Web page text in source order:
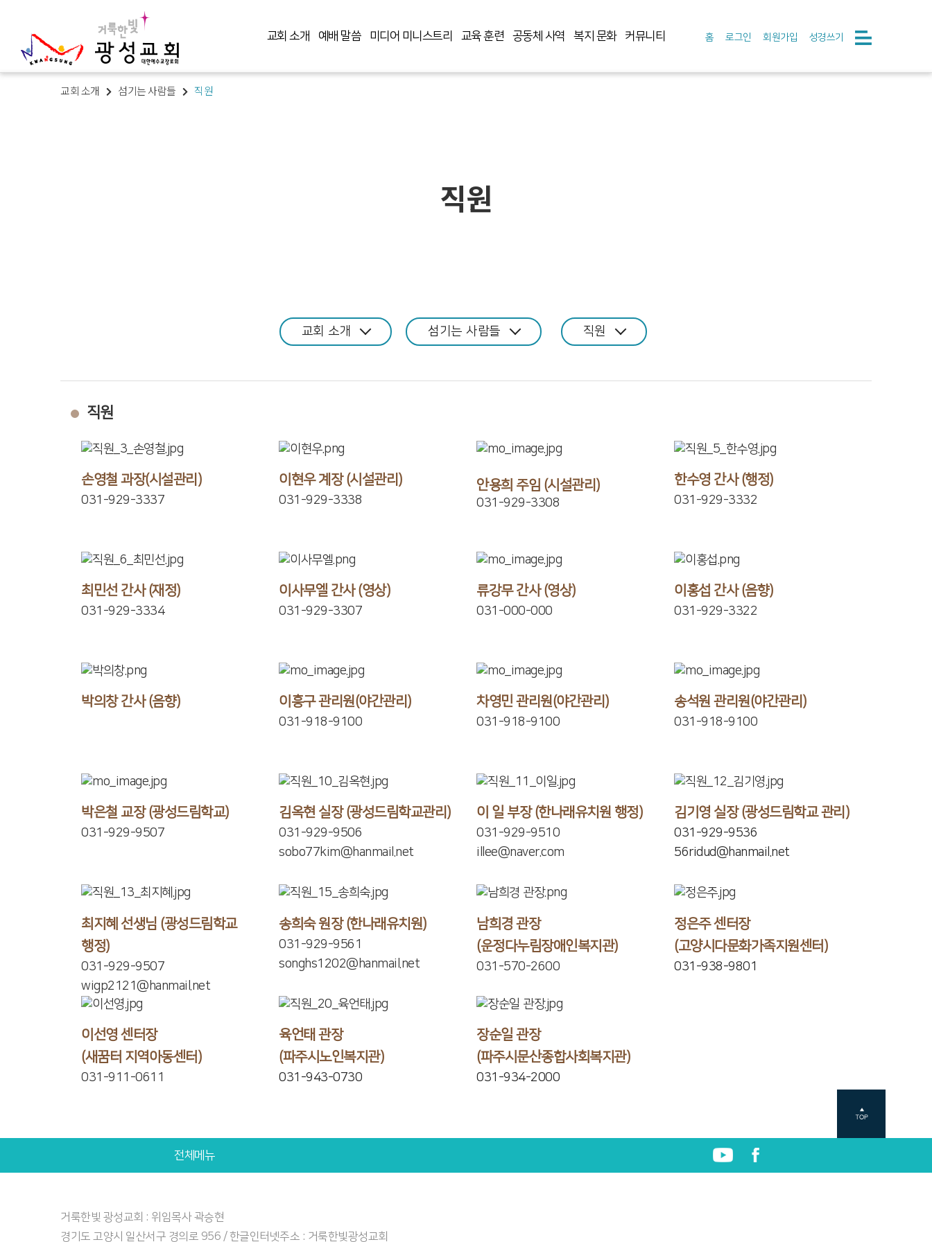
교회 소개 예배 말씀 미디어 미니스트리 교육 훈련 공동체 사역 복지 문화 커뮤니티 홈 로그인 회원가입 성경쓰기
교회 소개 섬기는 사람들 직원
직원
교회 소개 섬기는 사람들 직원
직원
손영철 과장(시설관리)
031-929-3337
이현우 계장 (시설관리)
031-929-3338
안용희 주임 (시설관리)
031-929-3308
한수영 간사 (행정)
031-929-3332
최민선 간사 (재정)
031-929-3334
이사무엘 간사 (영상)
031-929-3307
류강무 간사 (영상)
031-000-000
이홍섭 간사 (음향)
031-929-3322
박의창 간사 (음향) 이흥구 관리원(야간관리)
031-918-9100
차영민 관리원(야간관리)
031-918-9100
송석원 관리원(야간관리)
031-918-9100
박은철 교장 (광성드림학교)
031-929-9507
김옥현 실장 (광성드림학교관리)
031-929-9506
sobo77kim@hanmail.net
이 일 부장 (한나래유치원 행정)
031-929-9510
illee@naver.com
김기영 실장 (광성드림학교 관리)
031-929-9536
56ridud@hanmail.net
최지혜 선생님 (광성드림학교
행정)
031-929-9507
wigp2121@hanmail.net
송희숙 원장 (한나래유치원)
031-929-9561
songhs1202@hanmail.net
남희경 관장
(운정다누림장애인복지관)
031-570-2600
정은주 센터장
(고양시다문화가족지원센터)
031-938-9801
이선영 센터장
(새꿈터 지역아동센터)
031-911-0611
육언태 관장
(파주시노인복지관)
031-943-0730
장순일 관장
(파주시문산종합사회복지관)
031-934-2000
전체메뉴
거룩한빛 광성교회 : 위임목사 곽승현
경기도 고양시 일산서구 경의로 956 / 한글인터넷주소 : 거룩한빛광성교회
복지 문화
커뮤니티